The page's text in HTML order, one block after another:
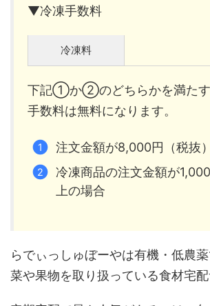
▼冷凍手数料
冷凍料
下記①か②のどちらかを満たす
手数料は無料になります。
注文金額が8,000円（税抜
冷凍商品の注文金額が
上の場合
らでぃっしゅぼーやは有機・低農
菜や果物を取り扱っている食材宅配